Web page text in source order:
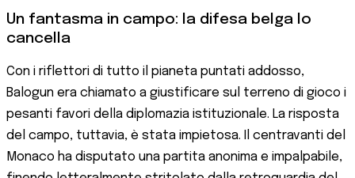
Un fantasma in campo: la difesa belga lo
cancella
Con i riflettori di tutto il pianeta puntati addosso,
Balogun era chiamato a giustificare sul terreno di gioco i
pesanti favori della diplomazia istituzionale. La risposta
del campo, tuttavia, è stata impietosa. Il centravanti del
Monaco ha disputato una partita anonima e impalpabile,